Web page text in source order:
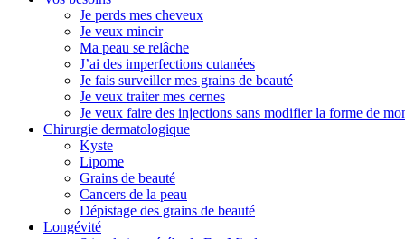
Je perds mes cheveux
Je veux mincir
Ma peau se relâche
J’ai des imperfections cutanées
Je fais surveiller mes grains de beauté
Je veux traiter mes cernes
Je veux faire des injections sans modifier la forme de
Chirurgie dermatologique
Kyste
Lipome
Grains de beauté
Cancers de la peau
Dépistage des grains de beauté
Longévité